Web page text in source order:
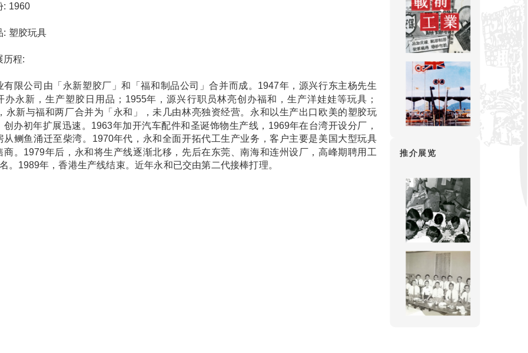
: 1960
: 塑胶玩具
历程:
有限公司由「永新塑胶厂」和「福和制品公司」合并而成。1947年，源兴行东主杨先生
办永新，生产塑胶日用品；1955年，源兴行职员林亮创办福和，生产洋娃娃等玩具；
永新与福和两厂合并为「永和」，未几由林亮独资经营。永和以生产出口欧美的塑胶玩
创办初年扩展迅速。1963年加开汽车配件和圣诞饰物生产线，1969年在台湾开设分厂，
从鲗鱼涌迁至柴湾。1970年代，永和全面开拓代工生产业务，客户主要是美国大型玩具
商。1979年后，永和将生产线逐渐北移，先后在东莞、南海和连州设厂，高峰期聘用工
。1989年，香港生产线结束。近年永和已交由第二代接棒打理。
推介展览